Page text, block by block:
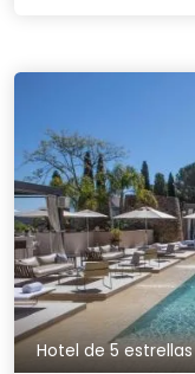
Hotel de 5 estrellas